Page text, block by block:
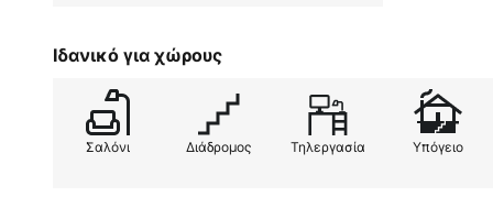
Ιδανικό για χώρους
Σαλόνι Διάδρομος Τηλεργασία Υπόγειο